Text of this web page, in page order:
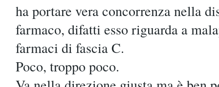
ha portare vera concorrenza nella
farmaco, difatti esso riguarda a
farmaci di fascia C.
Poco, troppo poco.